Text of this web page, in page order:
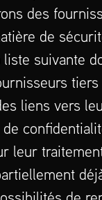
des
de
suivante
liens vers
leur